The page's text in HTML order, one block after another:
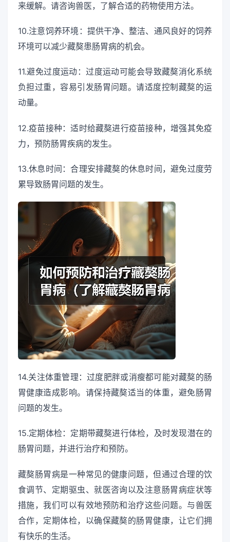
来缓解。请咨询兽医，了解合适的药物使用方法。
10.注意饲养环境：提供干净、整洁、通风良好的饲养
环境可以减少藏獒患肠胃病的机会。
11.避免过度运动：过度运动可能会导致藏獒消化系统
负担过重，容易引发肠胃问题。请适度控制藏獒的运
动量。
12.疫苗接种：适时给藏獒进行疫苗接种，增强其免疫
力，预防肠胃疾病的发生。
13.休息时间：合理安排藏獒的休息时间，避免过度劳
累导致肠胃问题的发生。
14.关注体重管理：过度肥胖或消瘦都可能对藏獒的肠
胃健康造成影响。请保持藏獒适当的体重，避免肠胃
问题的发生。
15.定期体检：定期带藏獒进行体检，及时发现潜在的
肠胃问题，并进行治疗和预防。
藏獒肠胃病是一种常见的健康问题，但通过合理的饮
食调节、定期驱虫、就医咨询以及注意肠胃病症状等
措施，我们可以有效地预防和治疗这些问题。与兽医
合作，定期体检，以确保藏獒的肠胃健康，让它们拥
有快乐的生活。